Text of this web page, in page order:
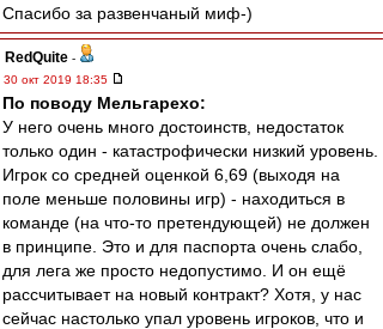
Спасибо за развенчаный миф-)
RedQuite -
30 окт 2019 18:35
По поводу Мельгарехо:
У него очень много достоинств, недостаток
только один - катастрофически низкий уровень.
Игрок со средней оценкой 6,69 (выходя на
поле меньше половины игр) - находиться в
команде (на что-то претендующей) не должен
в принципе. Это и для паспорта очень слабо,
для лега же просто недопустимо. И он ещё
рассчитывает на новый контракт? Хотя, у нас
сейчас настолько упал уровень игроков, что и